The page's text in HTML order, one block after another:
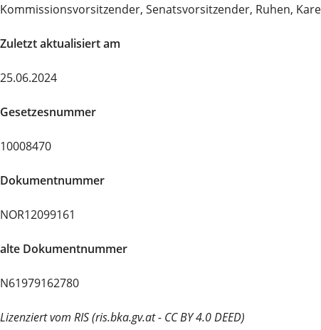
Kommissionsvorsitzender, Senatsvorsitzender, Ruhen,
Zuletzt aktualisiert am
25.06.2024
Gesetzesnummer
10008470
Dokumentnummer
NOR12099161
alte Dokumentnummer
N61979162780
Lizenziert vom RIS (ris.bka.gv.at - CC BY 4.0 DEED)